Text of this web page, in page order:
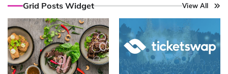
Grid Posts Widget View All